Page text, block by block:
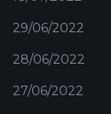
29/06/2022
28/06/2022
27/06/2022